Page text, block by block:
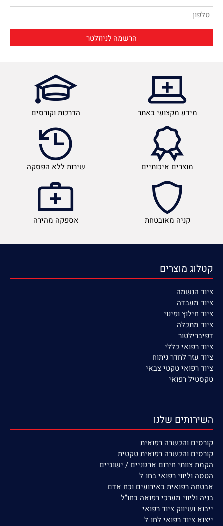
מידע מקצועי באתר הדרכות וקורסים
מוצרים איכותיים שירות ללא הפסקה
קניה מאובטחת אספקה מהירה
קטלוג מוצרים
ציוד הנשמה
ציוד מעבדה
ציוד חילוץ ופינוי
ציוד מתכלה
דפיברילטור
ציוד רפואי כללי
ציוד עזר לחדר ניתוח
ציוד רפואי טקטי צבאי
טקסטיל רפואי
השירותים שלנו
קורסים והכשרה רפואית
קורסים והכשרה רפואית טקטית
הקמת צוותי חירום ארגוניים / ישוביים
הטסה וליווי רפואי בחו"ל
אבטחה רפואית באירועים וכח אדם
בניה וליווי מערכי רפואה בחו"ל
ייבוא ושיווק ציוד רפואי
ייצוא ציוד רפואי לחו"ל